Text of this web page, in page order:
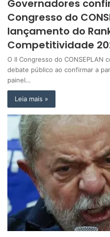
Governadores
Congresso do
lançamento do
Competitividade
O II Congresso do
debate público ao confirmar a
painel…
Leia mais »